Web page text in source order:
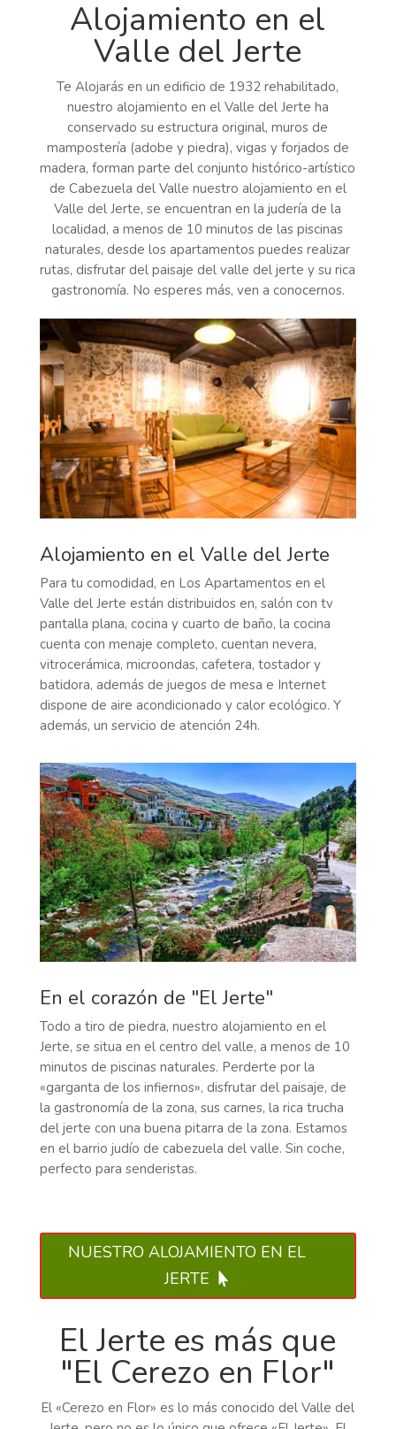
Alojamiento en el
Valle del Jerte
Te Alojarás en un edificio de 1932 rehabilitado,
nuestro alojamiento en el Valle del Jerte ha
conservado su estructura original, muros de
mampostería (adobe y piedra), vigas y forjados de
madera, forman parte del conjunto histórico-artístico
de Cabezuela del Valle nuestro alojamiento en el
Valle del Jerte, se encuentran en la judería de la
localidad, a menos de 10 minutos de las piscinas
naturales, desde los apartamentos puedes realizar
rutas, disfrutar del paisaje del valle del jerte y su rica
gastronomía. No esperes más, ven a conocernos.
Alojamiento en el Valle del Jerte
Para tu comodidad, en Los Apartamentos en el
Valle del Jerte están distribuidos en, salón con tv
pantalla plana, cocina y cuarto de baño, la cocina
cuenta con menaje completo, cuentan nevera,
vitrocerámica, microondas, cafetera, tostador y
batidora, además de juegos de mesa e Internet
dispone de aire acondicionado y calor ecológico. Y
además, un servicio de atención 24h.
En el corazón de "El Jerte"
Todo a tiro de piedra, nuestro alojamiento en el
Jerte, se situa en el centro del valle, a menos de 10
minutos de piscinas naturales. Perderte por la
«garganta de los infiernos», disfrutar del paisaje, de
la gastronomía de la zona, sus carnes, la rica trucha
del jerte con una buena pitarra de la zona. Estamos
en el barrio judío de cabezuela del valle. Sin coche,
perfecto para senderistas.
NUESTRO ALOJAMIENTO EN EL
JERTE
El Jerte es más que
"El Cerezo en Flor"
El «Cerezo en Flor» es lo más conocido del Valle del